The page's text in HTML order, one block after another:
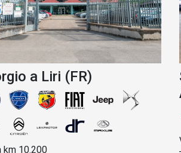
a Liri (FR)
km 10.200